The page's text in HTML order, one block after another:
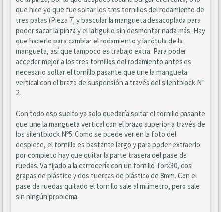
que hice yo que fue soltar los tres tornillos del rodamiento de
tres patas (Pieza 7) y bascular la mangueta desacoplada para
poder sacar la pinza y el latiguillo sin desmontar nada más. Hay
que hacerlo para cambiar el rodamiento y la rótula de la
mangueta, así que tampoco es trabajo extra. Para poder
acceder mejor a los tres tornillos del rodamiento antes es
necesario soltar el tornillo pasante que une la mangueta
vertical con el brazo de suspensión a través del silentblock Nº
2.
Con todo eso suelto ya solo quedaría soltar el tornillo pasante
que une la mangueta vertical con el brazo superior a través de
los silentblock Nº5. Como se puede ver en la foto del
despiece, el tornillo es bastante largo y para poder extraerlo
por completo hay que quitar la parte trasera del pase de
ruedas. Va fijado a la carrocería con un tornillo Torx30, dos
grapas de plástico y dos tuercas de plástico de 8mm. Con el
pase de ruedas quitado el tornillo sale al milímetro, pero sale
sin ningún problema.